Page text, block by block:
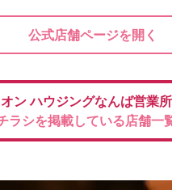
公式店舗ページを開く
ンハウジングなんば営業
ラシを掲載している店舗一